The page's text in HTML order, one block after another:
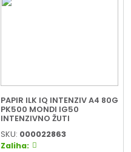
PAPIR ILK IQ INTENZIV A4 80G
PK500 MONDI IG50
INTENZIVNO ŽUTI
SKU: 000022863
Zaliha: